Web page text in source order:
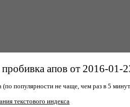
апов от 2016-01-
популярности не чаще, чем раз в 5
текстового индекса